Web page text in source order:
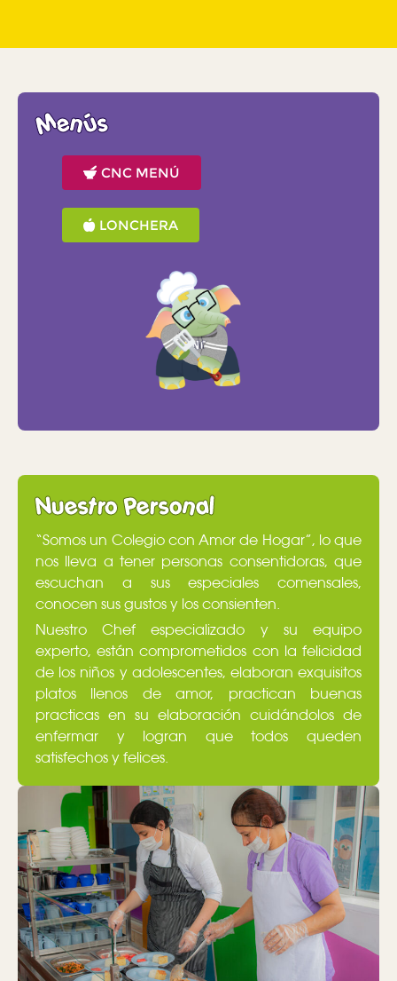
Menús
CNC MENÚ
LONCHERA
Nuestro Personal
“Somos un Colegio con Amor de Hogar”, lo que
nos lleva a tener personas consentidoras, que
escuchan a sus especiales comensales,
conocen sus gustos y los consienten.
Nuestro Chef especializado y su equipo
experto, están comprometidos con la felicidad
de los niños y adolescentes, elaboran exquisitos
platos llenos de amor, practican buenas
practicas en su elaboración cuidándolos de
enfermar y logran que todos queden
satisfechos y felices.